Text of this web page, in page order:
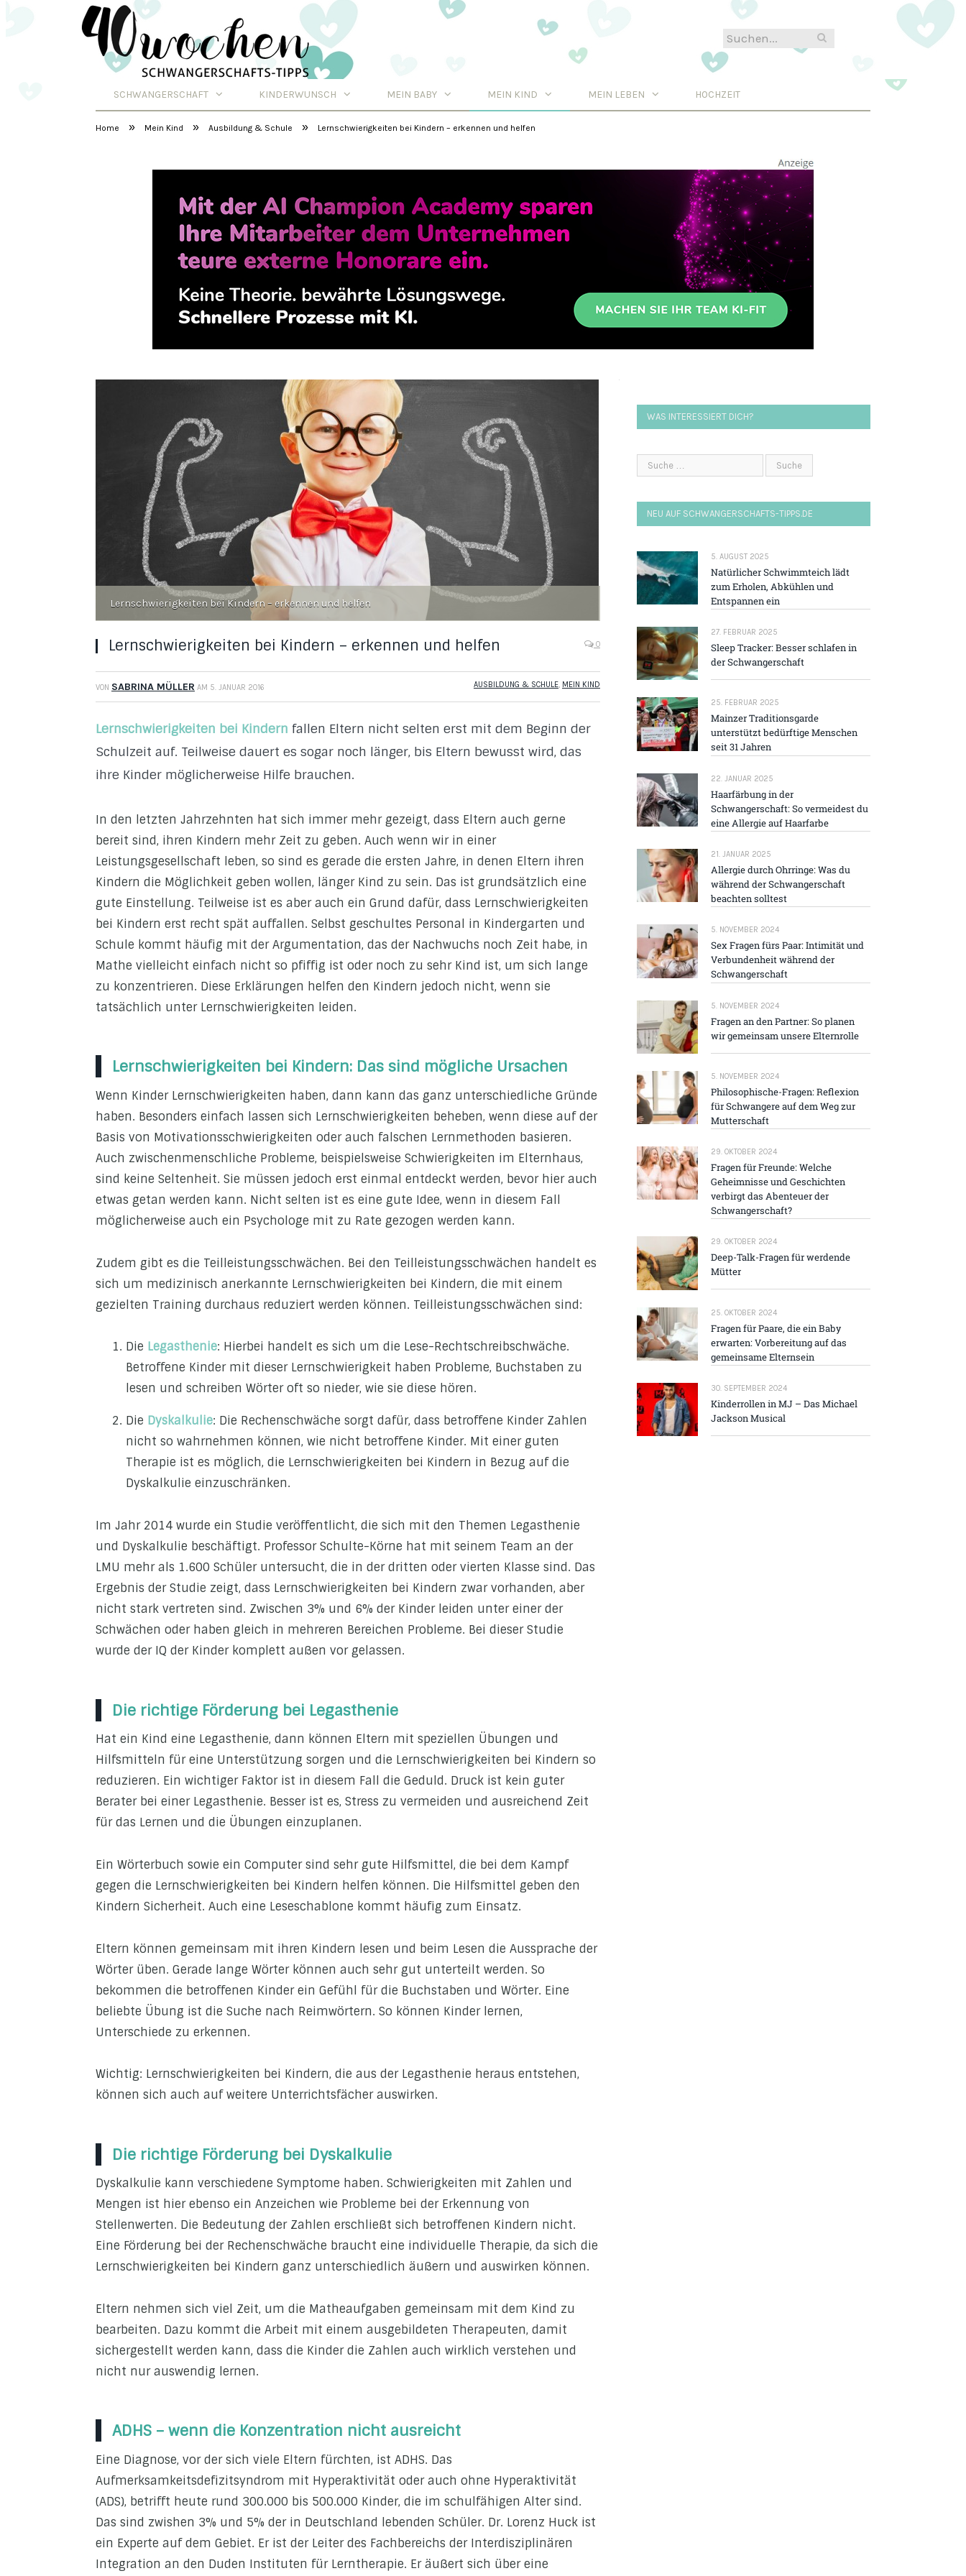
SchwangerschaftsTipps
SCHWANGERSCHAFT KINDERWUNSCH MEIN BABY MEIN KIND MEIN LEBEN HOCHZEIT
Home » Mein Kind » Ausbildung & Schule » Lernschwierigkeiten bei Kindern – erkennen und helfen
Lernschwierigkeiten bei Kindern – erkennen und helfen
Lernschwierigkeiten bei Kindern – erkennen und helfen 0
VON SABRINA MÜLLER AM 5. JANUAR 2016 AUSBILDUNG & SCHULE, MEIN KIND
Lernschwierigkeiten bei Kindern fallen Eltern nicht selten erst mit dem Beginn der
Schulzeit auf. Teilweise dauert es sogar noch länger, bis Eltern bewusst wird, das
ihre Kinder möglicherweise Hilfe brauchen.
In den letzten Jahrzehnten hat sich immer mehr gezeigt, dass Eltern auch gerne
bereit sind, ihren Kindern mehr Zeit zu geben. Auch wenn wir in einer
Leistungsgesellschaft leben, so sind es gerade die ersten Jahre, in denen Eltern ihren
Kindern die Möglichkeit geben wollen, länger Kind zu sein. Das ist grundsätzlich eine
gute Einstellung. Teilweise ist es aber auch ein Grund dafür, dass Lernschwierigkeiten
bei Kindern erst recht spät auffallen. Selbst geschultes Personal in Kindergarten und
Schule kommt häufig mit der Argumentation, das der Nachwuchs noch Zeit habe, in
Mathe vielleicht einfach nicht so pfiffig ist oder noch zu sehr Kind ist, um sich lange
zu konzentrieren. Diese Erklärungen helfen den Kindern jedoch nicht, wenn sie
tatsächlich unter Lernschwierigkeiten leiden.
Lernschwierigkeiten bei Kindern: Das sind mögliche Ursachen
Wenn Kinder Lernschwierigkeiten haben, dann kann das ganz unterschiedliche Gründe
haben. Besonders einfach lassen sich Lernschwierigkeiten beheben, wenn diese auf der
Basis von Motivationsschwierigkeiten oder auch falschen Lernmethoden basieren.
Auch zwischenmenschliche Probleme, beispielsweise Schwierigkeiten im Elternhaus,
sind keine Seltenheit. Sie müssen jedoch erst einmal entdeckt werden, bevor hier auch
etwas getan werden kann. Nicht selten ist es eine gute Idee, wenn in diesem Fall
möglicherweise auch ein Psychologe mit zu Rate gezogen werden kann.
Zudem gibt es die Teilleistungsschwächen. Bei den Teilleistungsschwächen handelt es
sich um medizinisch anerkannte Lernschwierigkeiten bei Kindern, die mit einem
gezielten Training durchaus reduziert werden können. Teilleistungsschwächen sind:
Die Legasthenie: Hierbei handelt es sich um die Lese-Rechtschreibschwäche.
Betroffene Kinder mit dieser Lernschwierigkeit haben Probleme, Buchstaben zu
lesen und schreiben Wörter oft so nieder, wie sie diese hören.
Die Dyskalkulie: Die Rechenschwäche sorgt dafür, dass betroffene Kinder Zahlen
nicht so wahrnehmen können, wie nicht betroffene Kinder. Mit einer guten
Therapie ist es möglich, die Lernschwierigkeiten bei Kindern in Bezug auf die
Dyskalkulie einzuschränken.
Im Jahr 2014 wurde ein Studie veröffentlicht, die sich mit den Themen Legasthenie
und Dyskalkulie beschäftigt. Professor Schulte-Körne hat mit seinem Team an der
LMU mehr als 1.600 Schüler untersucht, die in der dritten oder vierten Klasse sind. Das
Ergebnis der Studie zeigt, dass Lernschwierigkeiten bei Kindern zwar vorhanden, aber
nicht stark vertreten sind. Zwischen 3% und 6% der Kinder leiden unter einer der
Schwächen oder haben gleich in mehreren Bereichen Probleme. Bei dieser Studie
wurde der IQ der Kinder komplett außen vor gelassen.
Die richtige Förderung bei Legasthenie
Hat ein Kind eine Legasthenie, dann können Eltern mit speziellen Übungen und
Hilfsmitteln für eine Unterstützung sorgen und die Lernschwierigkeiten bei Kindern so
reduzieren. Ein wichtiger Faktor ist in diesem Fall die Geduld. Druck ist kein guter
Berater bei einer Legasthenie. Besser ist es, Stress zu vermeiden und ausreichend Zeit
für das Lernen und die Übungen einzuplanen.
Ein Wörterbuch sowie ein Computer sind sehr gute Hilfsmittel, die bei dem Kampf
gegen die Lernschwierigkeiten bei Kindern helfen können. Die Hilfsmittel geben den
Kindern Sicherheit. Auch eine Leseschablone kommt häufig zum Einsatz.
Eltern können gemeinsam mit ihren Kindern lesen und beim Lesen die Aussprache der
Wörter üben. Gerade lange Wörter können auch sehr gut unterteilt werden. So
bekommen die betroffenen Kinder ein Gefühl für die Buchstaben und Wörter. Eine
beliebte Übung ist die Suche nach Reimwörtern. So können Kinder lernen,
Unterschiede zu erkennen.
Wichtig: Lernschwierigkeiten bei Kindern, die aus der Legasthenie heraus entstehen,
können sich auch auf weitere Unterrichtsfächer auswirken.
Die richtige Förderung bei Dyskalkulie
Dyskalkulie kann verschiedene Symptome haben. Schwierigkeiten mit Zahlen und
Mengen ist hier ebenso ein Anzeichen wie Probleme bei der Erkennung von
Stellenwerten. Die Bedeutung der Zahlen erschließt sich betroffenen Kindern nicht.
Eine Förderung bei der Rechenschwäche braucht eine individuelle Therapie, da sich die
Lernschwierigkeiten bei Kindern ganz unterschiedlich äußern und auswirken können.
Eltern nehmen sich viel Zeit, um die Matheaufgaben gemeinsam mit dem Kind zu
bearbeiten. Dazu kommt die Arbeit mit einem ausgebildeten Therapeuten, damit
sichergestellt werden kann, dass die Kinder die Zahlen auch wirklich verstehen und
nicht nur auswendig lernen.
ADHS – wenn die Konzentration nicht ausreicht
Eine Diagnose, vor der sich viele Eltern fürchten, ist ADHS. Das
Aufmerksamkeitsdefizitsyndrom mit Hyperaktivität oder auch ohne Hyperaktivität
(ADS), betrifft heute rund 300.000 bis 500.000 Kinder, die im schulfähigen Alter sind.
Das sind zwishen 3% und 5% der in Deutschland lebenden Schüler. Dr. Lorenz Huck ist
ein Experte auf dem Gebiet. Er ist der Leiter des Fachbereichs der Interdisziplinären
Integration an den Duden Instituten für Lerntherapie. Er äußert sich über eine
WAS INTERESSIERT DICH?
NEU AUF SCHWANGERSCHAFTS-TIPPS.DE
5. AUGUST 2025
Natürlicher Schwimmteich lädt
zum Erholen, Abkühlen und
Entspannen ein
27. FEBRUAR 2025
Sleep Tracker: Besser schlafen in
der Schwangerschaft
25. FEBRUAR 2025
Mainzer Traditions­garde
unterstützt bedürftige Menschen
seit 31 Jahren
22. JANUAR 2025
Haarfärbung in der
Schwangerschaft: So vermeidest du
eine Allergie auf Haarfarbe
21. JANUAR 2025
Allergie durch Ohrringe: Was du
während der Schwangerschaft
beachten solltest
5. NOVEMBER 2024
Sex Fragen fürs Paar: Intimität und
Verbundenheit während der
Schwangerschaft
5. NOVEMBER 2024
Fragen an den Partner: So planen
wir gemeinsam unsere Elternrolle
5. NOVEMBER 2024
Philosophische-Fragen: Reflexion
für Schwangere auf dem Weg zur
Mutterschaft
29. OKTOBER 2024
Fragen für Freunde: Welche
Geheimnisse und Geschichten
verbirgt das Abenteuer der
Schwangerschaft?
29. OKTOBER 2024
Deep-Talk-Fragen für werdende
Mütter
25. OKTOBER 2024
Fragen für Paare, die ein Baby
erwarten: Vorbereitung auf das
gemeinsame Elternsein
30. SEPTEMBER 2024
Kinderrollen in MJ – Das Michael
Jackson Musical